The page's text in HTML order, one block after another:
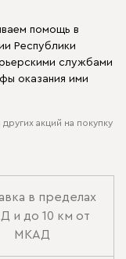
помощь в
Республики
службами
оказания ими
акций на покупку
в пределах
и до 10 км от
МКАД